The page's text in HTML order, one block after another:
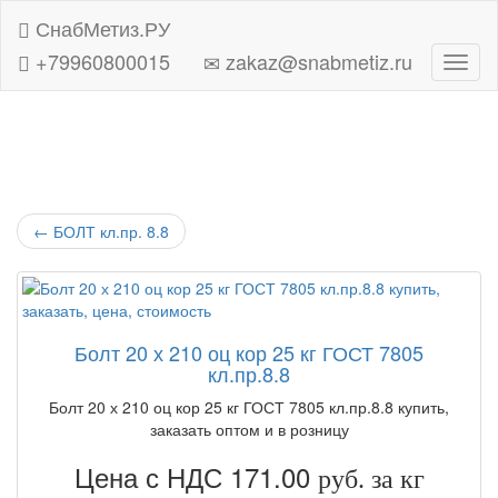
СнабМетиз.РУ
+79960800015
zakaz@snabmetiz.ru
← БОЛТ кл.пр. 8.8
Болт 20 х 210 оц кор 25 кг ГОСТ 7805
кл.пр.8.8
Болт 20 х 210 оц кор 25 кг ГОСТ 7805 кл.пр.8.8 купить,
заказать оптом и в розницу
Цена с НДС 171.00 руб. за кг